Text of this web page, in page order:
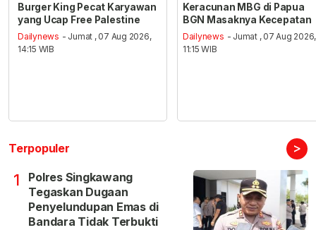
Burger King Pecat Karyawan
yang Ucap Free Palestine
Dailynews - Jumat , 07 Aug 2026,
14:15 WIB
Keracunan MBG di Papua
BGN Masaknya Kecepatan
Dailynews - Jumat , 07 Aug 2026,
11:15 WIB
Terpopuler >
1
Polres Singkawang
Tegaskan Dugaan
Penyelundupan Emas di
Bandara Tidak Terbukti